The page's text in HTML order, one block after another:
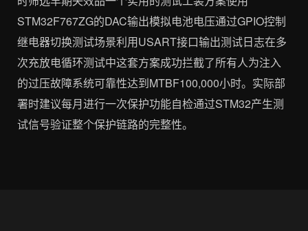
STM32F767ZG的DAC输出模拟电池电压通过GPIO控制
继电器切换测试场景利用USART接口输出测试日志在多
次充放电循环测试中这套方案成功拦截了所有人为注入
的过压故障系统可靠性达到MTBF100,000小时。实际部
署时建议每月进行一次保护功能自检通过STM32产生测
试信号验证整个保护链路的完整性。